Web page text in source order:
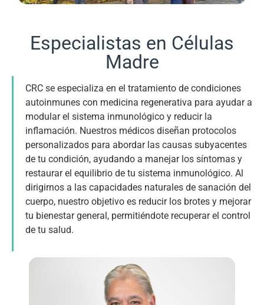
Especialistas en Células
Madre
CRC se especializa en el tratamiento de condiciones
autoinmunes con medicina regenerativa para ayudar a
modular el sistema inmunológico y reducir la
inflamación. Nuestros médicos diseñan protocolos
personalizados para abordar las causas subyacentes
de tu condición, ayudando a manejar los síntomas y
restaurar el equilibrio de tu sistema inmunológico. Al
dirigirnos a las capacidades naturales de sanación del
cuerpo, nuestro objetivo es reducir los brotes y mejorar
tu bienestar general, permitiéndote recuperar el control
de tu salud.